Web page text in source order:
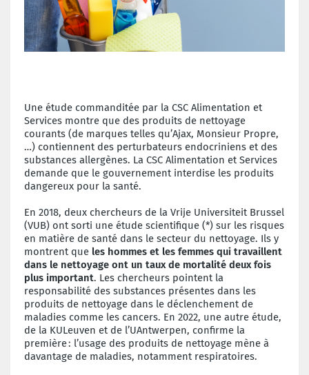
Une étude commanditée par la CSC Alimentation et
Services montre que des produits de nettoyage
courants (de marques telles qu’Ajax, Monsieur Propre,
…) contiennent des perturbateurs endocriniens et des
substances allergènes. La CSC Alimentation et Services
demande que le gouvernement interdise les produits
dangereux pour la santé.
En 2018, deux chercheurs de la Vrije Universiteit Brussel
(VUB) ont sorti une étude scientifique (*) sur les risques
en matière de santé dans le secteur du nettoyage. Ils y
montrent que les hommes et les femmes qui travaillent
dans le nettoyage ont un taux de mortalité deux fois
plus important. Les chercheurs pointent la
responsabilité des substances présentes dans les
produits de nettoyage dans le déclenchement de
maladies comme les cancers. En 2022, une autre étude,
de la KULeuven et de l’UAntwerpen, confirme la
première : l’usage des produits de nettoyage mène à
davantage de maladies, notamment respiratoires.